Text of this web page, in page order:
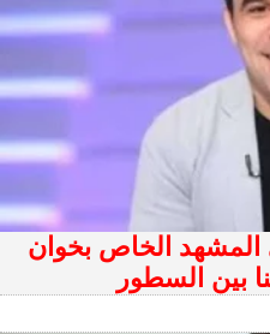
المشهد الخاص بخوان
بين السطور